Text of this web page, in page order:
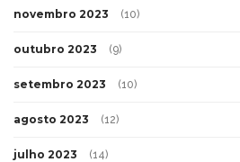
novembro 2023 (10)
outubro 2023 (9)
setembro 2023 (10)
agosto 2023 (12)
julho 2023 (14)